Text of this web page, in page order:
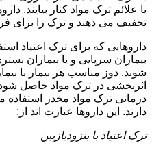
با علائم ترک مواد کنار بیایند.
تخفیف می دهند و ترک را برای
داروهایی که برای ترک اعتیاد
بیماران سرپایی و یا بیماران
شوند. دوز مناسب هر بیمار با
اثربخشی در ترک مواد حاصل
درمانی ترک مواد مخدر
دارند. این داروها عبارت اند از:
ترک اعتیاد با بنزودیازپین